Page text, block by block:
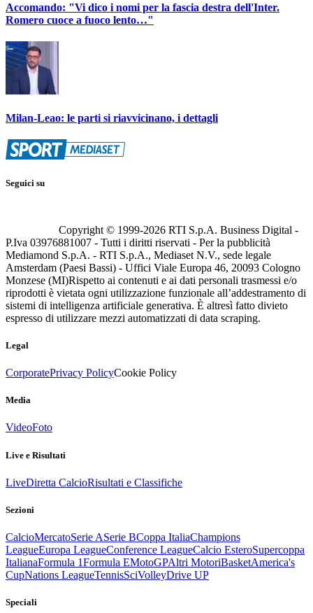
Accomando: "Vi dico i nomi per la fascia destra dell'Inter.
Romero cuoce a fuoco lento…"
Milan-Leao: le parti si riavvicinano, i dettagli
Seguici su
Copyright © 1999-2026 RTI S.p.A. Business Digital -
P.Iva 03976881007 - Tutti i diritti riservati - Per la pubblicità
Mediamond S.p.A. - RTI S.p.A., Mediaset N.V., sede legale
Amsterdam (Paesi Bassi) - Uffici Viale Europa 46, 20093 Cologno
Monzese (MI)Rispetto ai contenuti e ai dati personali trasmessi e/o
riprodotti è vietata ogni utilizzazione funzionale all’addestramento di
sistemi di intelligenza artificiale generativa. È altresì fatto divieto
espresso di utilizzare mezzi automatizzati di data scraping.
Legal
CorporatePrivacy PolicyCookie Policy
Media
VideoFoto
Live e Risultati
LiveDiretta CalcioRisultati e Classifiche
Sezioni
CalcioMercatoSerie ASerie BCoppa ItaliaChampions
LeagueEuropa LeagueConference LeagueCalcio EsteroSupercoppa
ItalianaFormula 1Formula EMotoGPAltri MotoriBasketAmerica's
CupNations LeagueTennisSciVolleyDrive UP
Speciali